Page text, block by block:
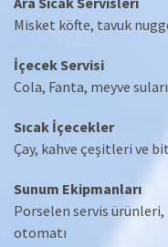
Misket köfte, tavuk
İçecek Servisi
Cola, Fanta, meyve
Sıcak İçecekler
Çay, kahve çeşitleri ve
Sunum Ekipmanları
Porselen servis
otomatı